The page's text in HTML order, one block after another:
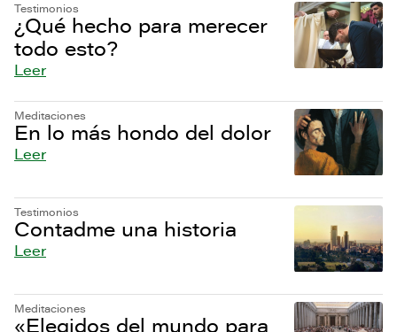
Testimonios
¿Qué hecho para merecer
todo esto?
Leer
Meditaciones
En lo más hondo del dolor
Leer
Testimonios
Contadme una historia
Leer
Meditaciones
«Elegidos del mundo para